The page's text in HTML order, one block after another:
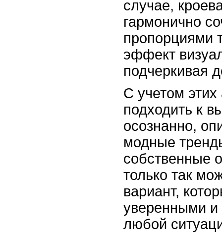
случае,
гармонично
пропорциями
эффект
подчеркивая
С учетом этих
подходить к
осознанно,
модные
собственные
только так
вариант,
уверенными
любой